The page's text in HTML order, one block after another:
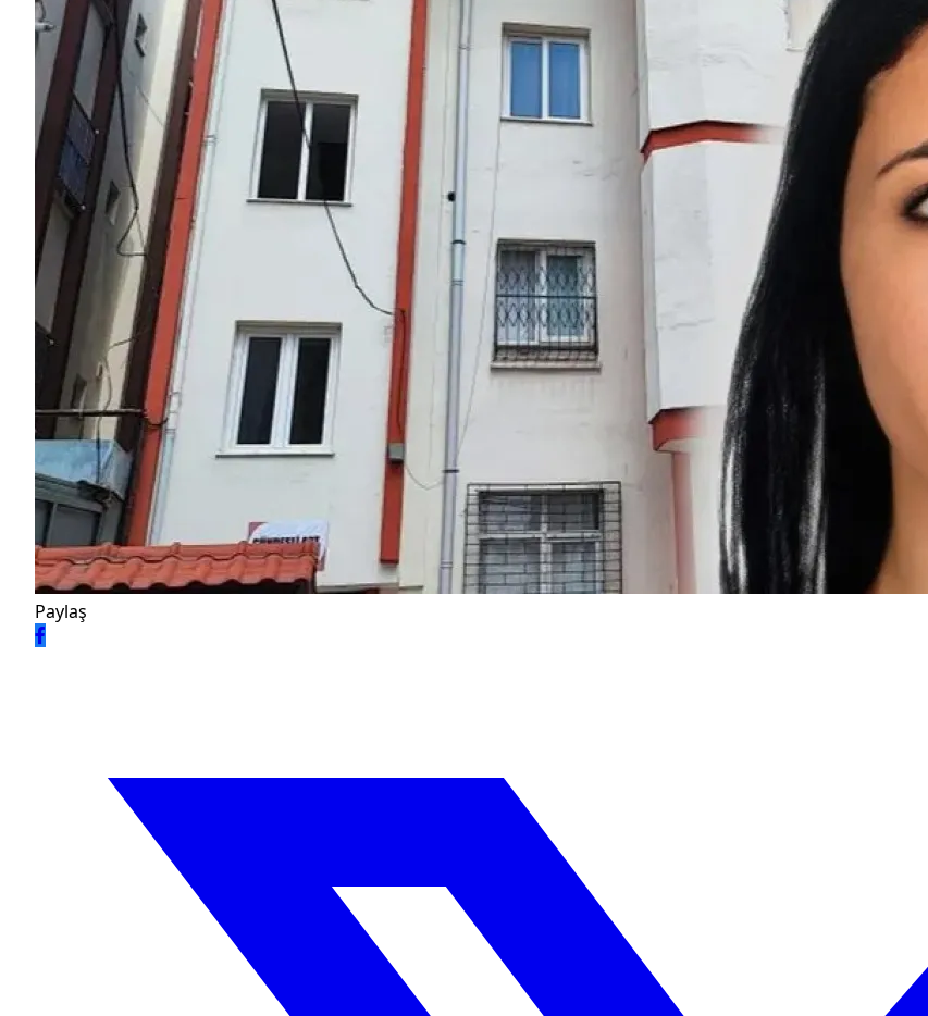
Paylaş